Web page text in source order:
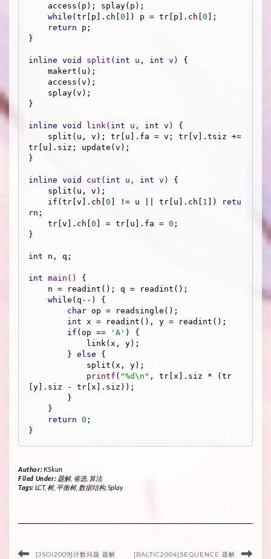
while (tr[p].ch[0 ]) p = tr[p].ch[0 ];
return p;
}
inline void split ( int u, int v)
{
}
inline void link ( int u, int v)
{
tr[u].siz; update(v);
}
inline void cut ( int u, int v)
{
if (tr[v].ch[0 ] != u || tr[u].ch[ 1 ])
retu
rn ;
    tr[v].ch[
0 ] = tr[u].fa = 0 ;
}
int n, q;
int main ()
{
while (q--) {
char op = readsingle();
int x = readint(), y = readint();
if (op == 'A' ) {
        }
else {
printf ( "%d\n" , tr[x].siz * (tr
[y].siz - tr[x].siz));
return 0 ;
Author:KSkun
Filed Under: 题解, 省选, 算法
Tags: LCT,树, 平衡树, 数据结构, Splay
[JSOI2009]计数问题 题解 [BALTIC2004]SEQUENCE 题解